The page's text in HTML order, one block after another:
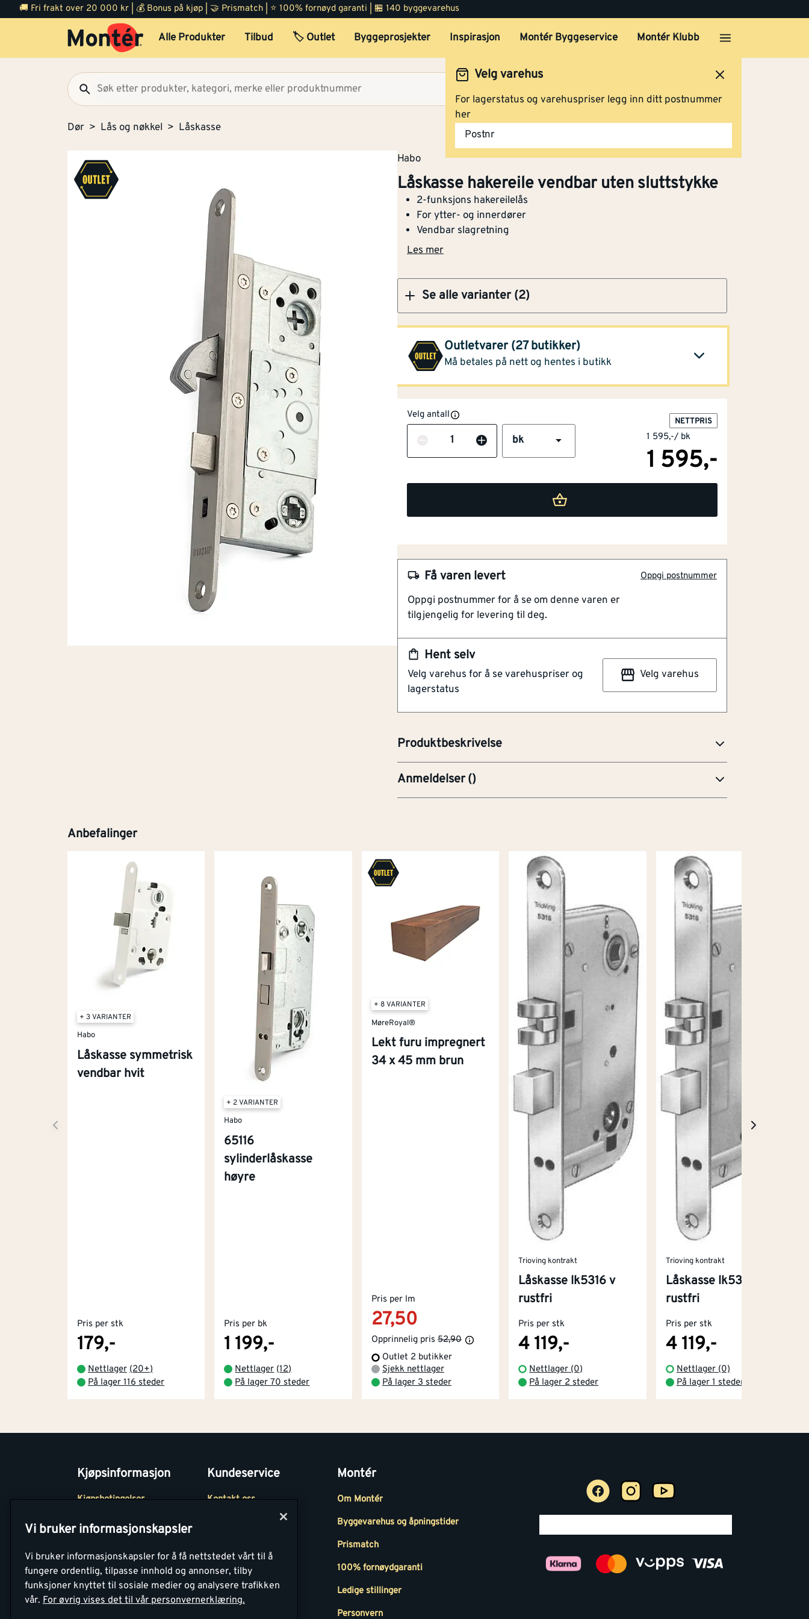
🚚 Fri frakt over 20 000 kr | 💰 Bonus på kjøp | 🤝 Prismatch | ⭐ 100% fornøyd garanti | 🏪 140 byggevarehus
Alle Produkter Tilbud 🏷️ Outlet Byggeprosjekter Inspirasjon Montér Byggeservice Montér Klubb
Velg varehus
For lagerstatus og varehuspriser legg inn ditt postnummer
her
Postnr
Dør Lås og nøkkel Låskasse
Habo
Låskasse hakereile vendbar uten sluttstykke
2-funksjons hakereilelås
For ytter- og innerdører
Vendbar slagretning
Les mer
Se alle varianter (2)
Låskasse hakereile vendbar
uten sluttstykke
Klikk og hent
Låskasse hakereile vendbar
med sluttstykke
Outletvarer (27 butikker)
Må betales på nett og hentes i butikk
Optimera Proffsenter Ulven
(1 bk)
Opprinnelig pris 1 595,-
Montér Stabekk
(5 bk) Klikk og hent
Se alle butikker
Velg antall
Antall bk
NETTPRIS
1 595,-/ bk
1 595,-
Hent selv
Velg varehus for å se varehuspriser og
lagerstatus
Velg varehus
Få varen levert Oppgi postnummer
Oppgi postnummer for å se om denne varen er
tilgjengelig for levering til deg.
Produktbeskrivelse
Matt krom utførelse
2-funksjons hakereilelås med hjemme-/borte-funksjon, 360 graders
vriderfalle av rustfritt stål som gir en enkel tilpasning for høyre/venstre
slagretning, men denne leveres for høyre slagretning. Låskassen er
sertifisert iht. EN12209 og SS3522 utgave 4 klasse 3, og kan inngå i en
forsikringsgodkjent låsenhet (FG). Den tilsvarer LK 2002, og kan kun
Anmeldelser()
Anbefalinger
+ 3 VARIANTER
Habo
Låskasse symmetrisk
vendbar hvit
Pris per stk
179,-
Nettlager (20+)
På lager 116 steder
+ 2 VARIANTER
Habo
65116
sylinderlåskasse
høyre
Pris per bk
1 199,-
Nettlager (12)
På lager 70 steder
+ 8 VARIANTER
MøreRoyal®
Lekt furu impregnert
34 x 45 mm brun
Pris per lm
27,50
Opprinnelig pris 52,90
Outlet 2 butikker
Sjekk nettlager
På lager 3 steder
Trioving kontrakt
Låskasse lk5316 v
rustfri
Pris per stk
4 119,-
Nettlager (0)
På lager 2 steder
Trioving kontrakt
Låskasse lk5316 h
rustfri
Pris per stk
4 119,-
Nettlager (0)
På lager 1 steder
Kjøpsinformasjon
Kjøpsbetingelser
Betaling
Retur- og
angrerettsskjema
Kundeservice
Kontakt oss
Medlemsavtaler
Montér Bedrift
Montér
Om Montér
Byggevarehus og åpningstider
Prismatch
100% fornøydgaranti
Ledige stillinger
Personvern
Vi bruker informasjonskapsler
Vi bruker informasjonskapsler for å få nettstedet vårt til å
fungere ordentlig, tilpasse innhold og annonser, tilby
funksjoner knyttet til sosiale medier og analysere trafikken
vår. For øvrig vises det til vår personvernerklæring.